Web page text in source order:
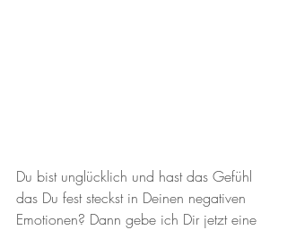
Du bist unglücklich und hast das Gefühl
das Du fest steckst in Deinen negativen
Emotionen? Dann gebe ich Dir jetzt eine